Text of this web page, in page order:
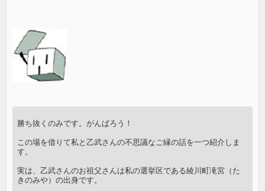
勝ち抜くのみです。がんばろう！
この場を借りて私と乙武さんの不思議なご縁の話を一つ紹介しま
す。
実は、乙武さんのお祖父さんは私の選挙区である綾川町滝宮（た
きのみや）の出身です。